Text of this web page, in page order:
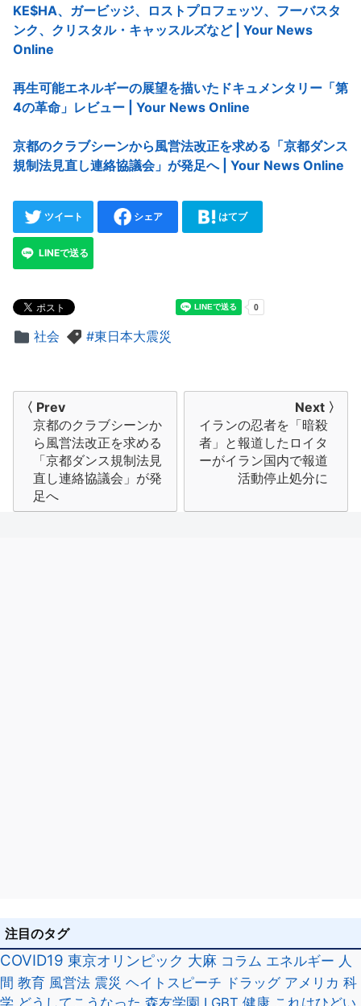
KE$HA、ガービッジ、ロストプロフェッツ、フーバスタ
ンク、クリスタル・キャッスルズなど | Your News
Online
再生可能エネルギーの展望を描いたドキュメンタリー「第
4の革命」レビュー | Your News Online
京都のクラブシーンから風営法改正を求める「京都ダンス
規制法見直し連絡協議会」が発足へ | Your News Online
ツイート シェア はてブ
LINEで送る
社会 東日本大震災
〈 Prev
京都のクラブシーンか
ら風営法改正を求める
「京都ダンス規制法見
直し連絡協議会」が発
足へ
Next 〉
イランの忍者を「暗殺
者」と報道したロイタ
ーがイラン国内で報道
活動停止処分に
注目のタグ
COVID19 東京オリンピック 大麻 コラム エネルギー 人
間 教育 風営法 震災 ヘイトスピーチ ドラッグ アメリカ 科